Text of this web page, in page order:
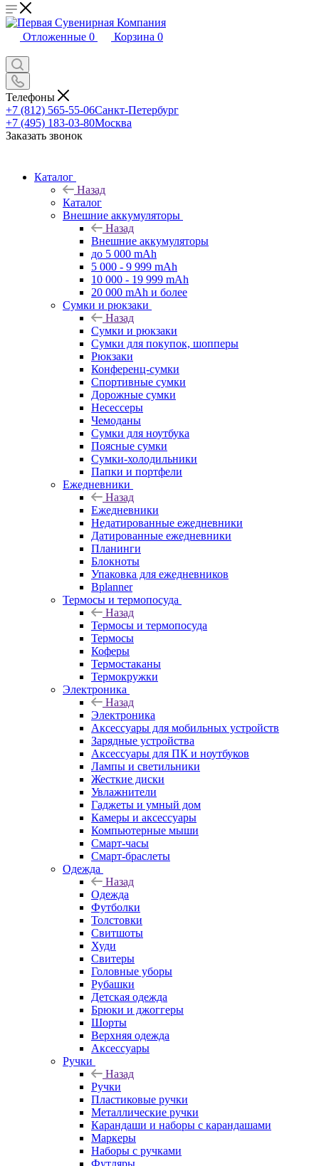
Отложенные 0 Корзина 0
Телефоны
+7 (812) 565-55-06Санкт-Петербург
+7 (495) 183-03-80Москва
Заказать звонок
Каталог
Назад
Каталог
Внешние аккумуляторы
Назад
Внешние аккумуляторы
до 5 000 mAh
5 000 - 9 999 mAh
10 000 - 19 999 mAh
20 000 mAh и более
Сумки и рюкзаки
Назад
Сумки и рюкзаки
Сумки для покупок, шопперы
Рюкзаки
Конференц-сумки
Спортивные сумки
Дорожные сумки
Несессеры
Чемоданы
Сумки для ноутбука
Поясные сумки
Сумки-холодильники
Папки и портфели
Ежедневники
Назад
Ежедневники
Недатированные ежедневники
Датированные ежедневники
Планинги
Блокноты
Упаковка для ежедневников
Bplanner
Термосы и термопосуда
Назад
Термосы и термопосуда
Термосы
Коферы
Термостаканы
Термокружки
Электроника
Назад
Электроника
Аксессуары для мобильных устройств
Зарядные устройства
Аксессуары для ПК и ноутбуков
Лампы и светильники
Жесткие диски
Увлажнители
Гаджеты и умный дом
Камеры и аксессуары
Компьютерные мыши
Смарт-часы
Смарт-браслеты
Одежда
Назад
Одежда
Футболки
Толстовки
Свитшоты
Худи
Свитеры
Головные уборы
Рубашки
Детская одежда
Брюки и джоггеры
Шорты
Верхняя одежда
Аксессуары
Ручки
Назад
Ручки
Пластиковые ручки
Металлические ручки
Карандаши и наборы с карандашами
Маркеры
Наборы с ручками
Футляры